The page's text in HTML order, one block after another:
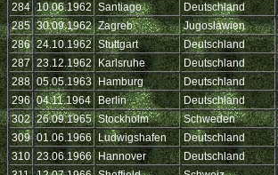
284 10.06.1962 Santiago Deutschland
285 30.09.1962 Zagreb Jugoslawien
286 24.10.1962 Stuttgart Deutschland
287 23.12.1962 Karlsruhe Deutschland
288 05.05.1963 Hamburg Deutschland
296 04.11.1964 Berlin Deutschland
302 26.09.1965 Stockholm Schweden
309 01.06.1966 Ludwigshafen Deutschland
310 23.06.1966 Hannover Deutschland